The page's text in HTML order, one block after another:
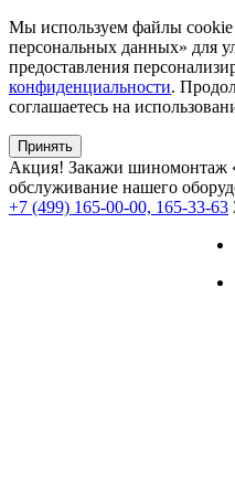
Мы используем файлы
персональных данных» для
предоставления
конфиденциальности.
соглашаетесь на
Принять
Акция! Закажи шиномонтаж
обслуживание нашего
+7 (499) 165-00-00, 165-33-63